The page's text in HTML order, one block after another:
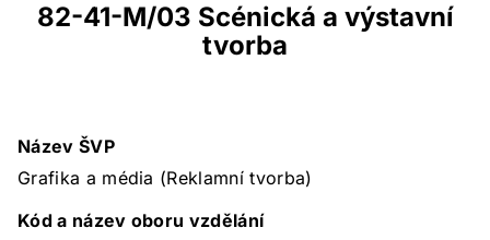
82-41-M/03 Scénická a výstavní
tvorba
Název ŠVP
Grafika a média (Reklamní tvorba)
Kód a název oboru vzdělání